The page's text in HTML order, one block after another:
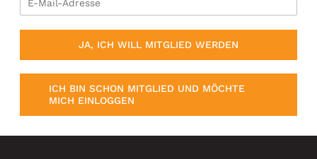
JA, ICH WILL MITGLIED WERDEN
ICH BIN SCHON MITGLIED UND MÖCHTE
MICH EINLOGGEN